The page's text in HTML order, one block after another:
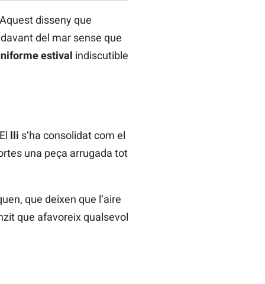
disseny que
del mar sense que
estival indiscutible
lli s’ha consolidat com el
una peça arrugada tot
que deixen que l’aire
que afavoreix qualsevol